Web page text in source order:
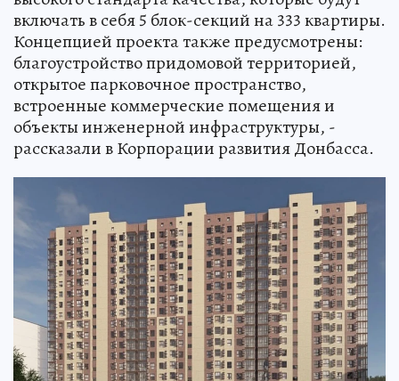
включать в себя 5 блок-секций на 333 квартиры.
Концепцией проекта также предусмотрены:
благоустройство придомовой территорией,
открытое парковочное пространство,
встроенные коммерческие помещения и
объекты инженерной инфраструктуры, -
рассказали в Корпорации развития Донбасса.